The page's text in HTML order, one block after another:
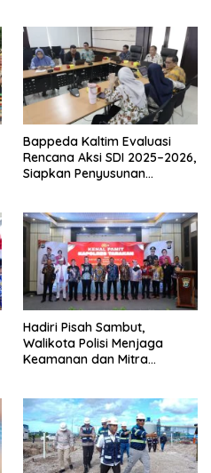
Bappeda Kaltim Evaluasi
Rencana Aksi SDI 2025–2026,
Siapkan Penyusunan
Hadiri Pisah Sambut,
Walikota Polisi Menjaga
Keamanan dan Mitra